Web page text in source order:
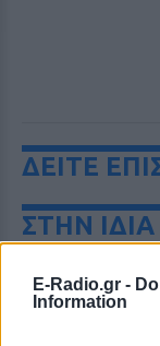
E-Radio.gr -
Information
ΔΕΙΤΕ
ΣΤΗΝ